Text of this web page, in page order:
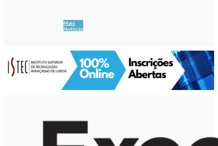
Mais
Notícias